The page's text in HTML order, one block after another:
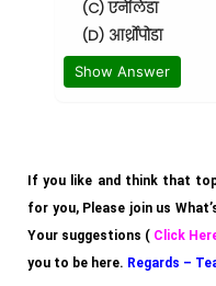
(C) एनेलिडा
(D) आर्थ्रोपोडा
Show Answer
If you like and think that
for you, Please join us
Your suggestions ( Click
you to be here. Regards –